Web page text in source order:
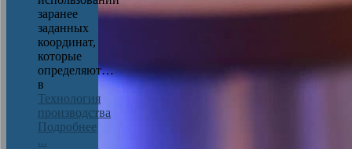
заранее
заданных
координат,
которые
определяют…
в
Технология
производства
Подробнее
...